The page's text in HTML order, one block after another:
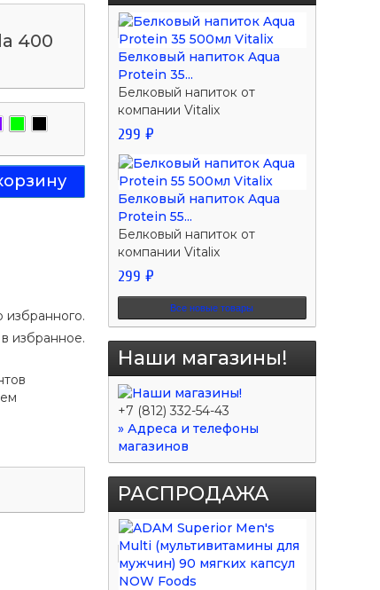
400
избранного.
избранное.
Белковый напиток Aqua
Protein 35...
Белковый напиток от
компании Vitalix
299 ₽
Белковый напиток Aqua
Protein 55...
Белковый напиток от
компании Vitalix
299 ₽
Все новые товары
Наши магазины!
+7 (812) 332-54-43
» Адреса и телефоны
магазинов
РАСПРОДАЖА